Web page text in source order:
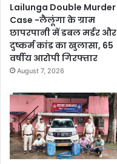
Lailunga Double Murder
Case -लैलूंगा के ग्राम
छापरपानी में डबल मर्डर और
दुष्कर्म कांड का खुलासा, 65
वर्षीय आरोपी गिरफ्तार
August 7, 2026